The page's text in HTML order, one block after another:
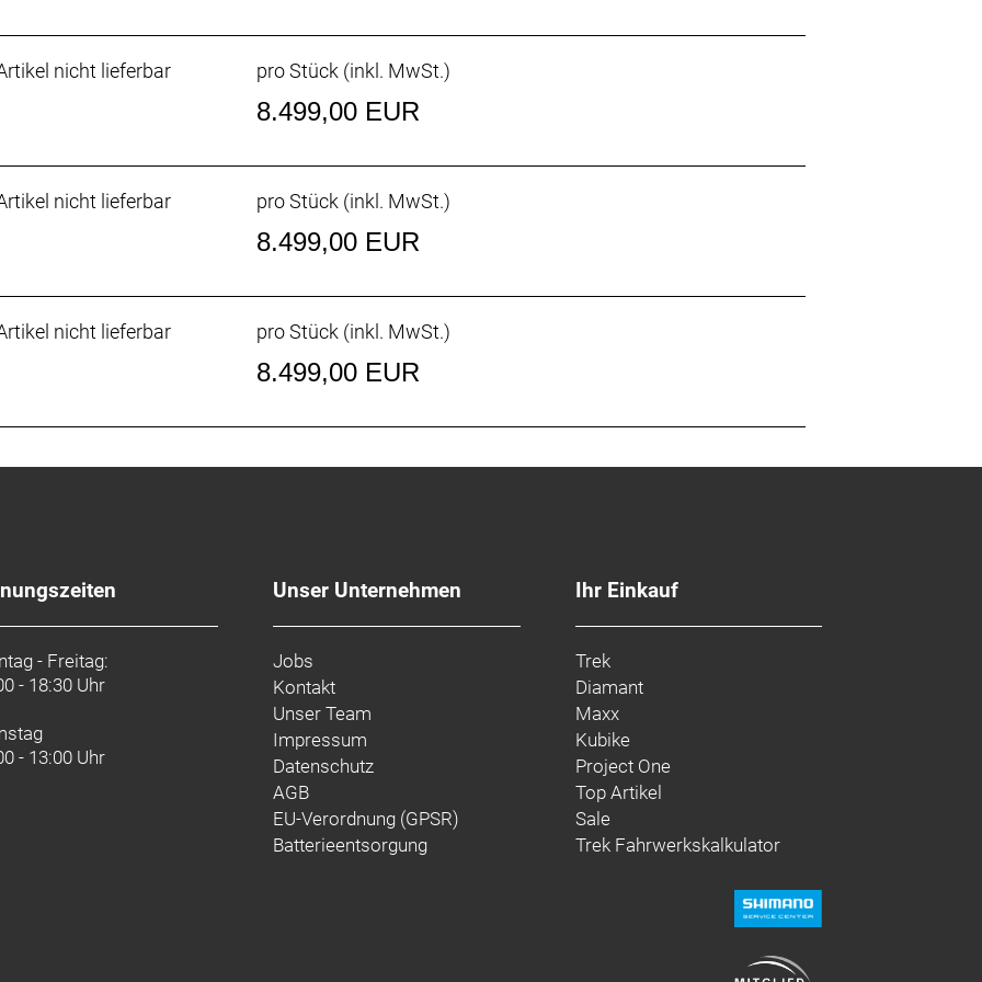
Range Extender-Akku mit 160 Wh Kapazität, der deinen Aktionsradius im Eco-Modus
dir immer noch nicht? Mit der Trek Central-App kannst du die Unterstützung an deine
Reichweite aus dem E-System rauskitzeln.
ermüdende Fahrbahnunebenheiten und spart Gewicht, damit du länger kraftvoller in
niedrigem Q-Faktor und intuitiven Moduswahltasten am Oberlenker erinnert das
Handling an ein traditionelles Rennrad, profitiert aber von den Vorteilen einer elektrischen
Di2, max. 34 Z. an größtem Ritzel
12fach // Shimano Ultegra R8170 Di2, 12fach
Lock Scheibenaufnahme, 160 mm // Shimano CL800, Center Lock Scheibenaufnahme,
Lock Scheibenaufnahme, 160 mm // Shimano CL800, Center Lock Scheibenaufnahme,
nicht lieferbar pro Stück (inkl. MwSt.)
8.499,00 EUR
nicht lieferbar pro Stück (inkl. MwSt.)
8.499,00 EUR
nicht lieferbar pro Stück (inkl. MwSt.)
8.499,00 EUR
- Freitag:
- 18:30 Uhr
- 13:00 Uhr
Unser Unternehmen
Jobs
Kontakt
Unser Team
Impressum
Datenschutz
AGB
EU-Verordnung (GPSR)
Batterieentsorgung
Ihr Einkauf
Trek
Diamant
Maxx
Kubike
Project One
Top Artikel
Sale
Trek Fahrwerkskalkulator